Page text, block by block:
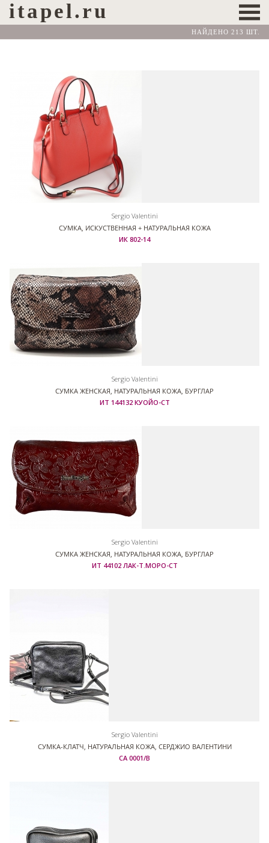
itapel.ru
НАЙДЕНО 213 ШТ.
Sergio Valentini
СУМКА, ИСКУСТВЕННАЯ + НАТУРАЛЬНАЯ КОЖА
ИК 802-14
Sergio Valentini
СУМКА ЖЕНСКАЯ, НАТУРАЛЬНАЯ КОЖА, БУРГЛАР
ИТ 144132 КУОЙО-СТ
Sergio Valentini
CУМКА ЖЕНСКАЯ, НАТУРАЛЬНАЯ КОЖА, БУРГЛАР
ИТ 44102 ЛАК-Т.МОРО-СТ
Sergio Valentini
СУМКА-КЛАТЧ, НАТУРАЛЬНАЯ КОЖА, СЕРДЖИО ВАЛЕНТИНИ
СА 0001/В